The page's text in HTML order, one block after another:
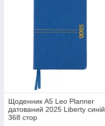
Щоденник А5 Leo Planner
датований 2025 Liberty синій
368 стор